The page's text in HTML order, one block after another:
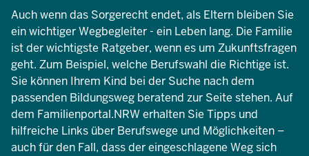
Auch wenn das Sorgerecht endet, als Eltern bleiben Sie
ein wichtiger Wegbegleiter - ein Leben lang. Die Familie
ist der wichtigste Ratgeber, wenn es um Zukunftsfragen
geht. Zum Beispiel, welche Berufswahl die Richtige ist.
Sie können Ihrem Kind bei der Suche nach dem
passenden Bildungsweg beratend zur Seite stehen. Auf
dem Familienportal.NRW erhalten Sie Tipps und
hilfreiche Links über Berufswege und Möglichkeiten –
auch für den Fall, dass der eingeschlagene Weg sich